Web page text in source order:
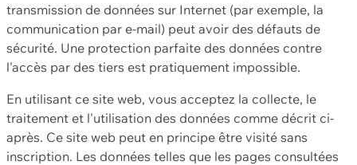
transmission de données sur Internet (par exemple, la
communication par e-mail) peut avoir des défauts de
sécurité. Une protection parfaite des données contre
l'accès par des tiers est pratiquement impossible.
En utilisant ce site web, vous acceptez la collecte, le
traitement et l'utilisation des données comme décrit ci-
après. Ce site web peut en principe être visité sans
inscription. Les données telles que les pages consultées